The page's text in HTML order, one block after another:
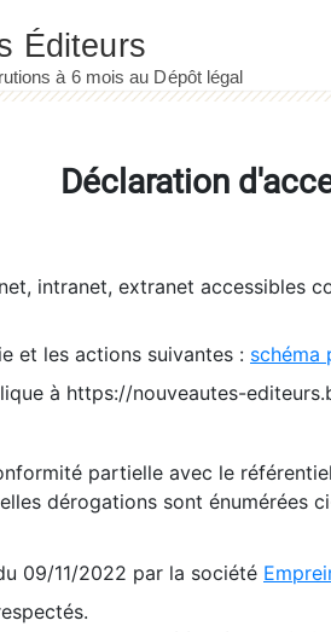
Déclaration
intranet, extranet accessibles
et les actions suivantes : schéma
à https://nouveautes-
partielle avec le
dérogations sont énumérées
09/11/2022 par la société